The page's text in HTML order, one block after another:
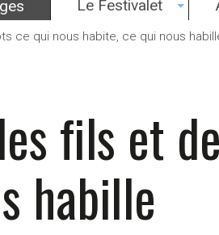
Le Festivalet
ce qui nous habite, ce qui nous
fils et
habille